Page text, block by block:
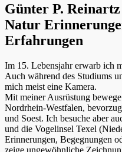
Günter P.
Natur
Erfahrungen
Im 15. Lebensjahr erwarb ich
Auch während des Studiums
mich meist eine Kamera.
Mit meiner Ausrüstung
Nordrhein-Westfalen,
und Soest. Ich besuche aber
und die Vogelinsel Texel
Erinnerungen, Begegnungen
zeige ungewöhnliche